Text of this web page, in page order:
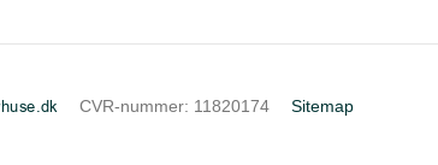
CVR-nummer: 11820174
Sitemap